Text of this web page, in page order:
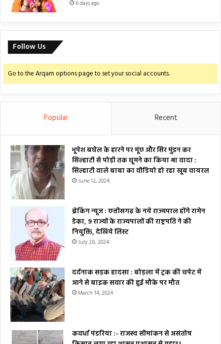
6 days ago
Follow Us
Go to the Arqam options page to set your social accounts.
Popular Recent
भूपेश बघेल के हारने पर मूंछ और सिर मुंडन कर
सिल्हाटी से पोड़ी तक घूमने का किया था वादा :
सिल्हाटी वाले बाबा का वीडियो हो रहा खूब वायरल
June 12, 2024
ब्रेकिंग न्यूज : छत्तीसगढ़ के नये राज्यपाल होंगे रामेन
डेका, 9 राज्यों के राज्यपालों की राष्ट्रपति ने की
नियुक्ति, देखिये लिस्ट
July 28, 2024
दर्दनाक सड़क हादसा : बोड़ला में ट्रक की चपेट में
आने से बाइक सवार की हुई मौके पर मौत
March 14, 2024
कवर्धा पंडरिया :- राजस्व सीमांकन से असंतोष